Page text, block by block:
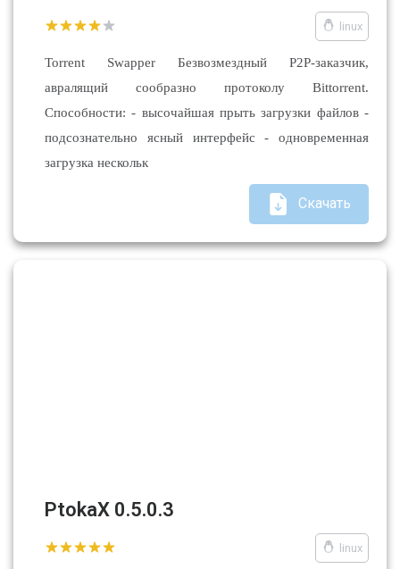
linux
Torrent Swapper Безвозмездный Р2Р-заказчик,
авралящий сообразно протоколу Bittorrent.
Способности: - высочайшая прыть загрузки файлов -
подсознательно ясный интерфейс - одновременная
загрузка нескольк
Скачать
PtokaX 0.5.0.3
linux